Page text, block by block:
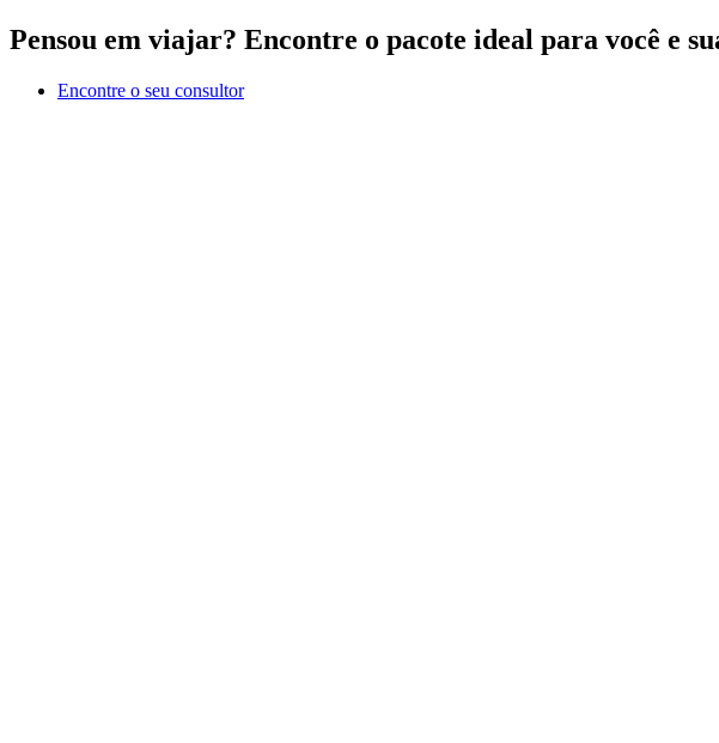
Ir
para
conteúdo
Pensou em viajar? Encontre o pacote ideal para você e
Encontre o seu consultor